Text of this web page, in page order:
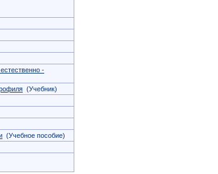
-
(Учебник)
(Учебное пособие)